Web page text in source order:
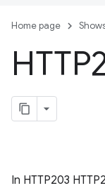
Home page
In HTTP203